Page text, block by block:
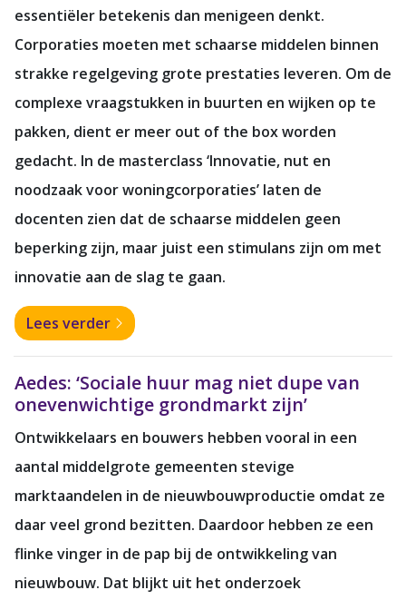
essentiëler betekenis dan menigeen denkt.
Corporaties moeten met schaarse middelen binnen
strakke regelgeving grote prestaties leveren. Om de
complexe vraagstukken in buurten en wijken op te
pakken, dient er meer out of the box worden
gedacht. In de masterclass ‘Innovatie, nut en
noodzaak voor woningcorporaties’ laten de
docenten zien dat de schaarse middelen geen
beperking zijn, maar juist een stimulans zijn om met
innovatie aan de slag te gaan.
Lees verder
Aedes: ‘Sociale huur mag niet dupe van
onevenwichtige grondmarkt zijn’
Ontwikkelaars en bouwers hebben vooral in een
aantal middelgrote gemeenten stevige
marktaandelen in de nieuwbouwproductie omdat ze
daar veel grond bezitten. Daardoor hebben ze een
flinke vinger in de pap bij de ontwikkeling van
nieuwbouw. Dat blijkt uit het onderzoek